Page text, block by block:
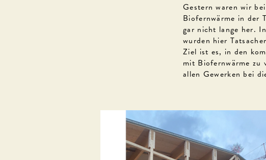
Gestern waren wir
Biofernwärme in der
gar nicht lange her.
wurden hier
Ziel ist es, in den
mit Biofernwärme zu
allen Gewerken bei